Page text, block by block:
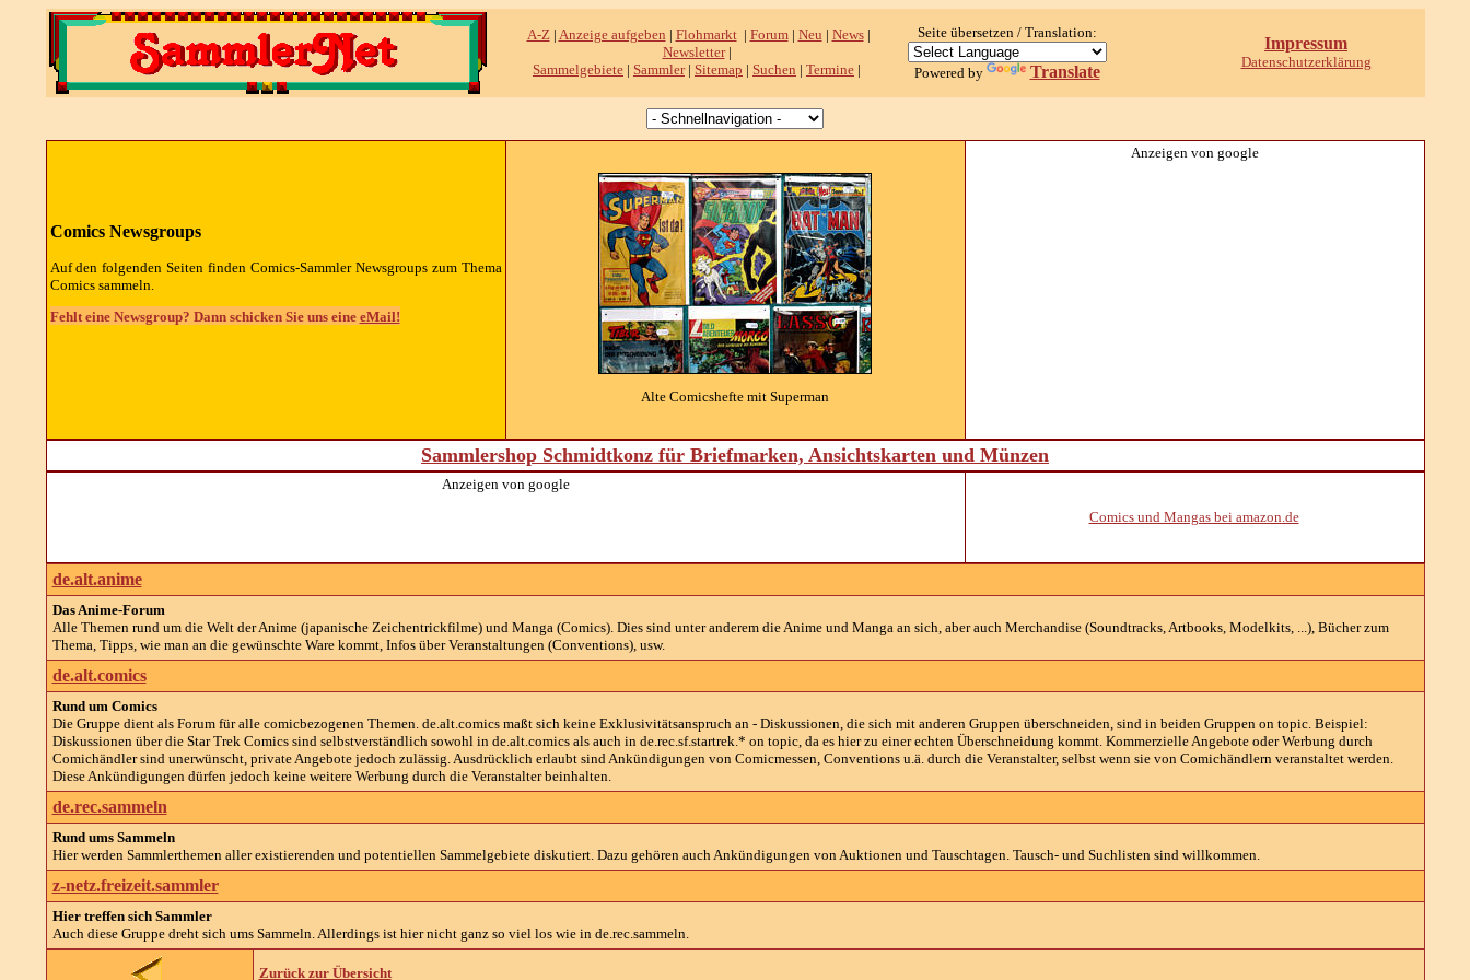
A-Z| Anzeige aufgeben | Flohmarkt| Forum| Neu | News|
Newsletter|
Sammelgebiete | Sammler| Sitemap | Suchen | Termine |
Seite übersetzen / Translation:
Powered by Translate
Impressum
Datenschutzerklärung
Comics Newsgroups
Auf den folgenden Seiten finden Comics-Sammler Newsgroups zum Thema
Comics sammeln.
Fehlt eine Newsgroup? Dann schicken Sie uns eine eMail!
Alte Comicshefte mit Superman
Anzeigen von google
Sammlershop Schmidtkonz für Briefmarken, Ansichtskarten und Münzen
Anzeigen von google
Comics und Mangas bei amazon.de
de.alt.anime
Das Anime-Forum
Alle Themen rund um die Welt der Anime (japanische Zeichentrickfilme) und Manga (Comics). Dies sind unter anderem die Anime und Manga an sich, aber auch Merchandise (Soundtracks, Artbooks, Modelkits, ...), Bücher zum
Thema, Tipps, wie man an die gewünschte Ware kommt, Infos über Veranstaltungen (Conventions), usw.
de.alt.comics
Rund um Comics
Die Gruppe dient als Forum für alle comicbezogenen Themen. de.alt.comics maßt sich keine Exklusivitätsanspruch an - Diskussionen, die sich mit anderen Gruppen überschneiden, sind in beiden Gruppen on topic. Beispiel:
Diskussionen über die Star Trek Comics sind selbstverständlich sowohl in de.alt.comics als auch in de.rec.sf.startrek.* on topic, da es hier zu einer echten Überschneidung kommt. Kommerzielle Angebote oder Werbung durch
Comichändler sind unerwünscht, private Angebote jedoch zulässig. Ausdrücklich erlaubt sind Ankündigungen von Comicmessen, Conventions u.ä. durch die Veranstalter, selbst wenn sie von Comichändlern veranstaltet werden.
Diese Ankündigungen dürfen jedoch keine weitere Werbung durch die Veranstalter beinhalten.
de.rec.sammeln
Rund ums Sammeln
Hier werden Sammlerthemen aller existierenden und potentiellen Sammelgebiete diskutiert. Dazu gehören auch Ankündigungen von Auktionen und Tauschtagen. Tausch- und Suchlisten sind willkommen.
z-netz.freizeit.sammler
Hier treffen sich Sammler
Auch diese Gruppe dreht sich ums Sammeln. Allerdings ist hier nicht ganz so viel los wie in de.rec.sammeln.
Zurück zur Übersicht